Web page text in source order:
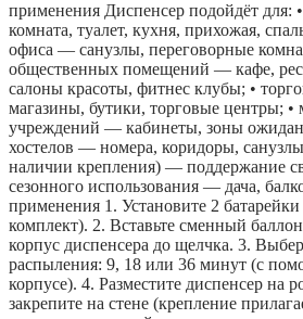
применения Диспенсер подойдёт для:
комната, туалет, кухня, прихожая,
офиса — санузлы, переговорные
общественных помещений — кафе,
салоны красоты, фитнес клубы; •
магазины, бутики, торговые центры; •
учреждений — кабинеты, зоны
хостелов — номера, коридоры,
наличии крепления) — поддержание
сезонного использования — дача,
применения 1. Установите 2
комплект). 2. Вставьте сменный
корпус диспенсера до щелчка. 3.
распыления: 9, 18 или 36 минут (с
корпусе). 4. Разместите диспенсер на
закрепите на стене (крепление